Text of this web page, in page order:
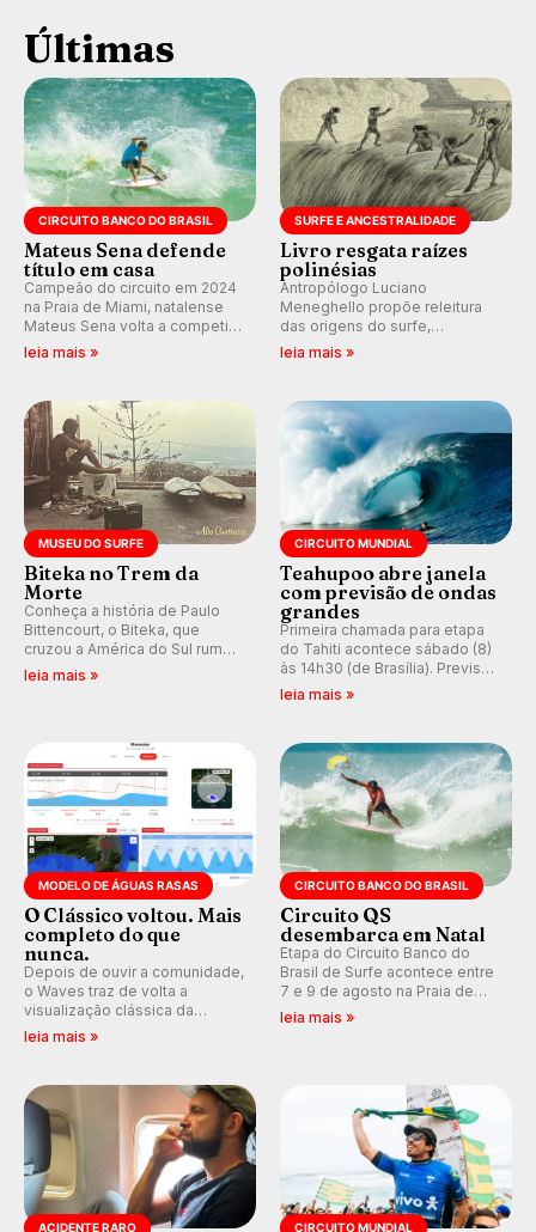
Últimas
CIRCUITO BANCO DO BRASIL
Mateus Sena defende
título em casa
Campeão do circuito em 2024
na Praia de Miami, natalense
Mateus Sena volta a competir
em casa em busca de manter a
hegemonia potiguar em etapa
leia mais »
SURFE E ANCESTRALIDADE
Livro resgata raízes
polinésias
Antropólogo Luciano
Meneghello propõe releitura
das origens do surfe,
resgatando a cultura polinésia
e questionando a visão
prática em esporte e indústria.
leia mais »
MUSEU DO SURFE
Biteka no Trem da
Morte
Conheça a história de Paulo
Bittencourt, o Biteka, que
cruzou a América do Sul rumo
ao Pacífico em uma jornada
que se tornou um marco de
leia mais »
CIRCUITO MUNDIAL
Teahupoo abre janela
com previsão de ondas
grandes
Primeira chamada para etapa
do Tahiti acontece sábado (8)
às 14h30 (de Brasília). Previsão
indica swell consistente.
Medina embarca para evento e
Kelly Slater convidado.
leia mais »
MODELO DE ÁGUAS RASAS
O Clássico voltou. Mais
completo do que
nunca.
Depois de ouvir a comunidade,
o Waves traz de volta a
visualização clássica da
previsão de águas rasas,
agora integrada à nova
ondas para até 16 dias.
leia mais »
CIRCUITO BANCO DO BRASIL
Circuito QS
desembarca em Natal
Etapa do Circuito Banco do
Brasil de Surfe acontece entre
7 e 9 de agosto na Praia de
Miami (RN), em disputas
válidas pelo Qualifying Series
leia mais »
ACIDENTE RARO CIRCUITO MUNDIAL